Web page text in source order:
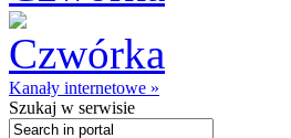
Kanały internetowe »
Szukaj w serwisie